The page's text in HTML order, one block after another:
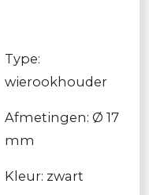
Type:
wierookhouder
Afmetingen: Ø 17
mm
Kleur: zwart